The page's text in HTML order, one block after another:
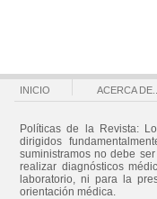
INICIO ACERCA DE...
Políticas de la Revista:
dirigidos
suministramos no debe
realizar diagnósticos
laboratorio, ni para la
orientación médica.